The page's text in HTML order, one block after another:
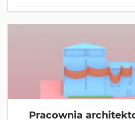
Pracownia